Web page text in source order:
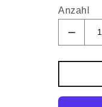
Anzahl